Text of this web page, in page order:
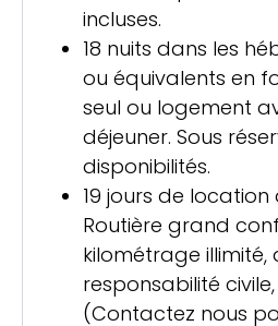
incluses.
18 nuits dans les
ou équivalents en
seul ou logement
déjeuner. Sous
disponibilités.
19 jours de
Routière grand
kilométrage illimité,
responsabilité
(Contactez nous